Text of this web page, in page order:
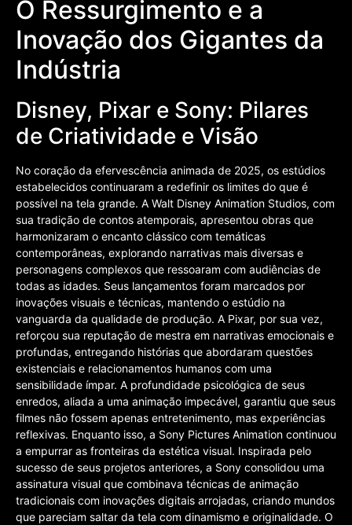
O Ressurgimento e a
Inovação dos Gigantes da
Indústria
Disney, Pixar e Sony: Pilares
de Criatividade e Visão
No coração da efervescência animada de 2025, os estúdios
estabelecidos continuaram a redefinir os limites do que é
possível na tela grande. A Walt Disney Animation Studios, com
sua tradição de contos atemporais, apresentou obras que
harmonizaram o encanto clássico com temáticas
contemporâneas, explorando narrativas mais diversas e
personagens complexos que ressoaram com audiências de
todas as idades. Seus lançamentos foram marcados por
inovações visuais e técnicas, mantendo o estúdio na
vanguarda da qualidade de produção. A Pixar, por sua vez,
reforçou sua reputação de mestra em narrativas emocionais e
profundas, entregando histórias que abordaram questões
existenciais e relacionamentos humanos com uma
sensibilidade ímpar. A profundidade psicológica de seus
enredos, aliada a uma animação impecável, garantiu que seus
filmes não fossem apenas entretenimento, mas experiências
reflexivas. Enquanto isso, a Sony Pictures Animation continuou
a empurrar as fronteiras da estética visual. Inspirada pelo
sucesso de seus projetos anteriores, a Sony consolidou uma
assinatura visual que combinava técnicas de animação
tradicionais com inovações digitais arrojadas, criando mundos
que pareciam saltar da tela com dinamismo e originalidade. O